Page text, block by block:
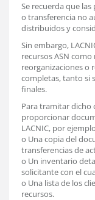
Se recuerda que
o transferencia no
distribuidos y
Sin embargo,
recursos ASN
reorganizaciones o
completas, tanto si
finales.
Para tramitar dicho
proporcionar
LACNIC, por
o Una copia del
transferencias de
o Un inventario
solicitante con el
o Una lista de los
recursos.